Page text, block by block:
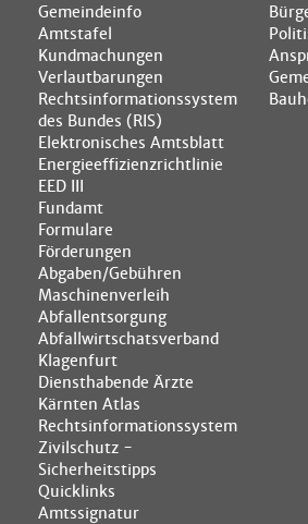
Gemeindeinfo
Amtstafel
Kundmachungen
Verlautbarungen
Rechtsinformationssystem
des Bundes (RIS)
Elektronisches Amtsblatt
Energieeffizienzrichtlinie
EED III
Fundamt
Formulare
Förderungen
Abgaben/Gebühren
Maschinenverleih
Abfallentsorgung
Abfallwirtschatsverband
Klagenfurt
Diensthabende Ärzte
Kärnten Atlas
Rechtsinformationssystem
Zivilschutz -
Sicherheitstipps
Quicklinks
Amtssignatur